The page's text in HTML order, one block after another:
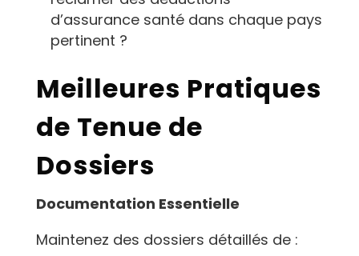
d’assurance santé dans chaque pays
pertinent ?
Meilleures Pratiques
de Tenue de
Dossiers
Documentation Essentielle
Maintenez des dossiers détaillés de :